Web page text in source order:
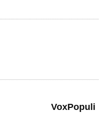
VoxPopuli